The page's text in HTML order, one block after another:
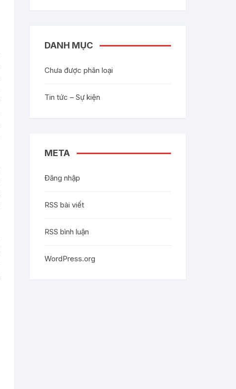
DANH MỤC
Chưa được phân loại
Tin tức – Sự kiện
META
Đăng nhập
RSS bài viết
RSS bình luận
WordPress.org